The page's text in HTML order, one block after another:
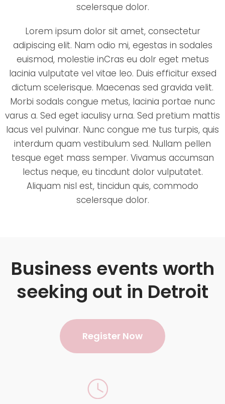
scelersque dolor.
Lorem ipsum dolor sit amet, consectetur
adipiscing elit. Nam odio mi, egestas in sodales
euismod, molestie inCras eu dolr eget metus
lacinia vulputate vel vitae leo. Duis efficitur exsed
dictum scelerisque. Maecenas sed gravida velit.
Morbi sodals congue metus, lacinia portae nunc
varus a. Sed eget iaculisy urna. Sed pretium mattis
lacus vel pulvinar. Nunc congue me tus turpis, quis
interdum quam vestibulum sed. Nullam pellen
tesque eget mass semper. Vivamus accumsan
lectus neque, eu tincdunt dolor vulputatet.
Aliquam nisl est, tincidun quis, commodo
scelersque dolor.
Business events worth
seeking out in Detroit
Register Now